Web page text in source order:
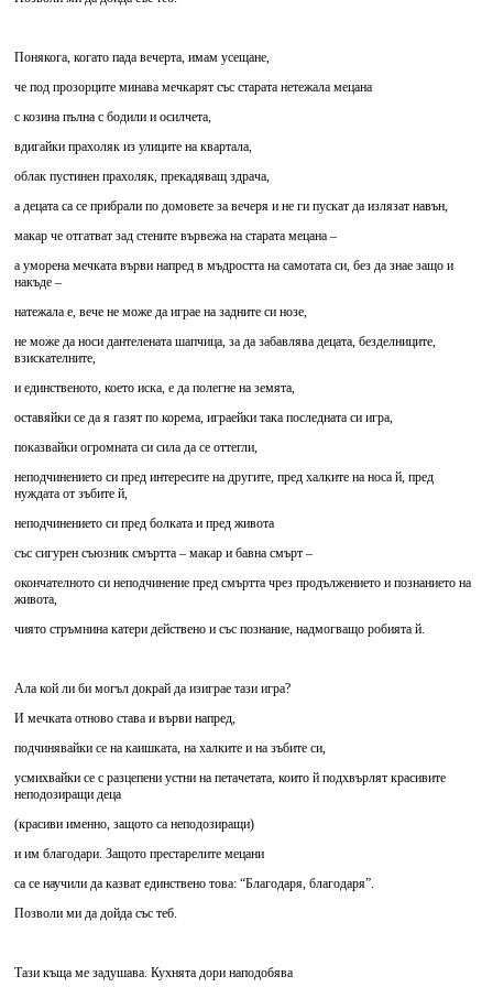
Понякога, когато пада вечерта, имам усещане,
че под прозорците минава мечкарят със старата нетежала мецана
с козина пълна с бодили и осилчета,
вдигайки прахоляк из улиците на квартала,
облак пустинен прахоляк, прекадяващ здрача,
а децата са се прибрали по домовете за вечеря и не ги пускат да излязат навън,
макар че отгатват зад стените вървежа на старата мецана –
а уморена мечката върви напред в мъдростта на самотата си, без да знае защо и
накъде –
натежала е, вече не може да играе на задните си нозе,
не може да носи дантелената шапчица, за да забавлява децата, безделниците,
взискателните,
и единственото, което иска, е да полегне на земята,
оставяйки се да я газят по корема, играейки така последната си игра,
показвайки огромната си сила да се оттегли,
неподчинението си пред интересите на другите, пред халките на носа й, пред
нуждата от зъбите й,
неподчинението си пред болката и пред живота
със сигурен съюзник смъртта – макар и бавна смърт –
окончателното си неподчинение пред смъртта чрез продължението и познанието на
живота,
чиято стръмнина катери действено и със познание, надмогващо робията й.
Ала кой ли би могъл докрай да изиграе тази игра?
И мечката отново става и върви напред,
подчинявайки се на каишката, на халките и на зъбите си,
усмихвайки се с разцепени устни на петачетата, които й подхвърлят красивите
неподозиращи деца
(красиви именно, защото са неподозиращи)
и им благодари. Защото престарелите мецани
са се научили да казват единствено това: “Благодаря, благодаря”.
Позволи ми да дойда със теб.
Тази къща ме задушава. Кухнята дори наподобява